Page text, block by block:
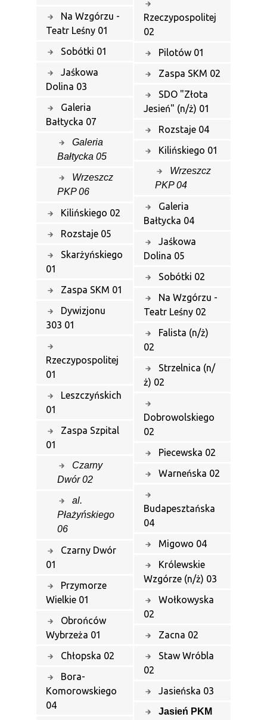
Na Wzgórzu -
Teatr Leśny 01
Sobótki 01
Jaśkowa
Dolina 03
Galeria
Bałtycka 07
Galeria
Bałtycka 05
Wrzeszcz
PKP 06
Kilińskiego 02
Rozstaje 05
Skarżyńskiego
01
Zaspa SKM 01
Dywizjonu
303 01
Rzeczypospolitej
01
Leszczyńskich
01
Zaspa Szpital
01
Czarny
Dwór 02
al.
Płażyńskiego
06
Czarny Dwór
01
Przymorze
Wielkie 01
Obrońców
Wybrzeża 01
Chłopska 02
Bora-
Komorowskiego
04
Rzeczypospolitej
02
Pilotów 01
Zaspa SKM 02
SDO "Złota
Jesień" (n/ż) 01
Rozstaje 04
Kilińskiego 01
Wrzeszcz
PKP 04
Galeria
Bałtycka 04
Jaśkowa
Dolina 05
Sobótki 02
Na Wzgórzu -
Teatr Leśny 02
Falista (n/ż)
02
Strzelnica (n/
ż) 02
Dobrowolskiego
02
Piecewska 02
Warneńska 02
Budapesztańska
04
Migowo 04
Królewskie
Wzgórze (n/ż) 03
Wołkowyska
02
Zacna 02
Staw Wróbla
02
Jasieńska 03
Jasień PKM